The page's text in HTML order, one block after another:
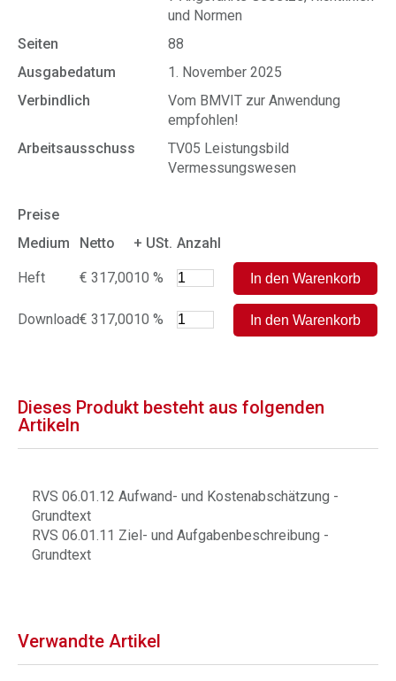
und Normen
Seiten
88
Ausgabedatum
1. November 2025
Verbindlich
Vom BMVIT zur Anwendung
empfohlen!
Arbeitsausschuss
TV05 Leistungsbild
Vermessungswesen
Preise
Medium
Netto + USt. Anzahl
Heft € 317,0010 %
Download€ 317,0010 %
Dieses Produkt besteht aus folgenden
Artikeln
RVS 06.01.12 Aufwand- und Kostenabschätzung -
Grundtext
RVS 06.01.11 Ziel- und Aufgabenbeschreibung -
Grundtext
Verwandte Artikel